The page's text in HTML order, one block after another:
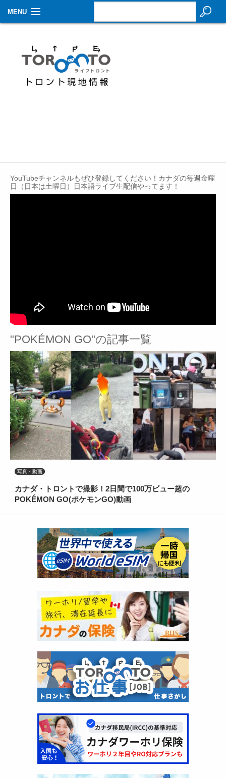
MENU
生活情報
その他
YouTubeチャンネルもぜひ登録してください！カナダの毎週金曜
日（日本は土曜日）日本語ライブ生配信やってます！
"POKÉMON GO"の記事一覧
写真・動画
カナダ・トロントで撮影！2日間で100万ビュー超の
POKÉMON GO(ポケモンGO)動画